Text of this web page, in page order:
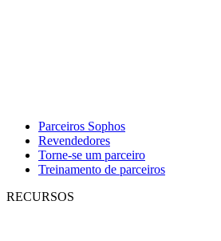
Parceiros Sophos
Revendedores
Torne-se um parceiro
Treinamento de parceiros
RECURSOS